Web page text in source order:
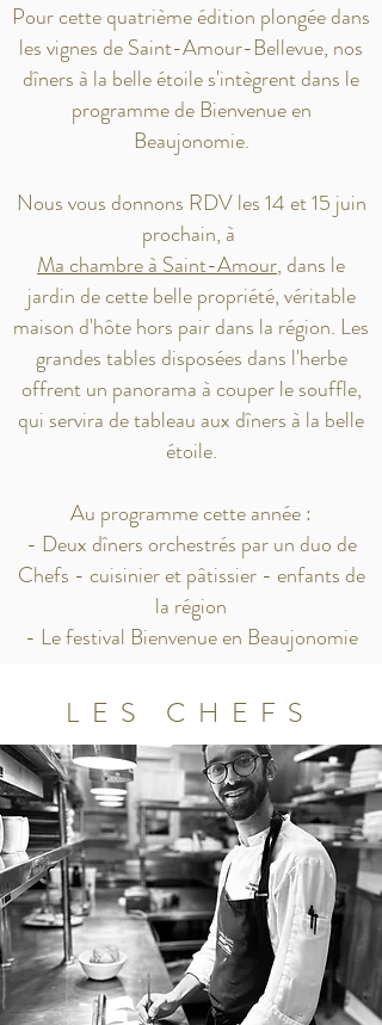
Pour cette quatrième édition plongée dans
les vignes de Saint-Amour-Bellevue, nos
dîners à la belle étoile s'intègrent dans le
programme de Bienvenue en
Beaujonomie.
Nous vous donnons RDV les 14 et 15 juin
prochain, à
Ma chambre à Saint-Amour, dans le
jardin de cette belle propriété, véritable
maison d'hôte hors pair dans la région. Les
grandes tables disposées dans l'herbe
offrent un panorama à couper le souffle,
qui servira de tableau aux dîners à la belle
étoile.
Au programme cette année :
- Deux dîners orchestrés par un duo de
Chefs - cuisinier et pâtissier - enfants de
la région
- Le festival Bienvenue en Beaujonomie
LES CHEFS